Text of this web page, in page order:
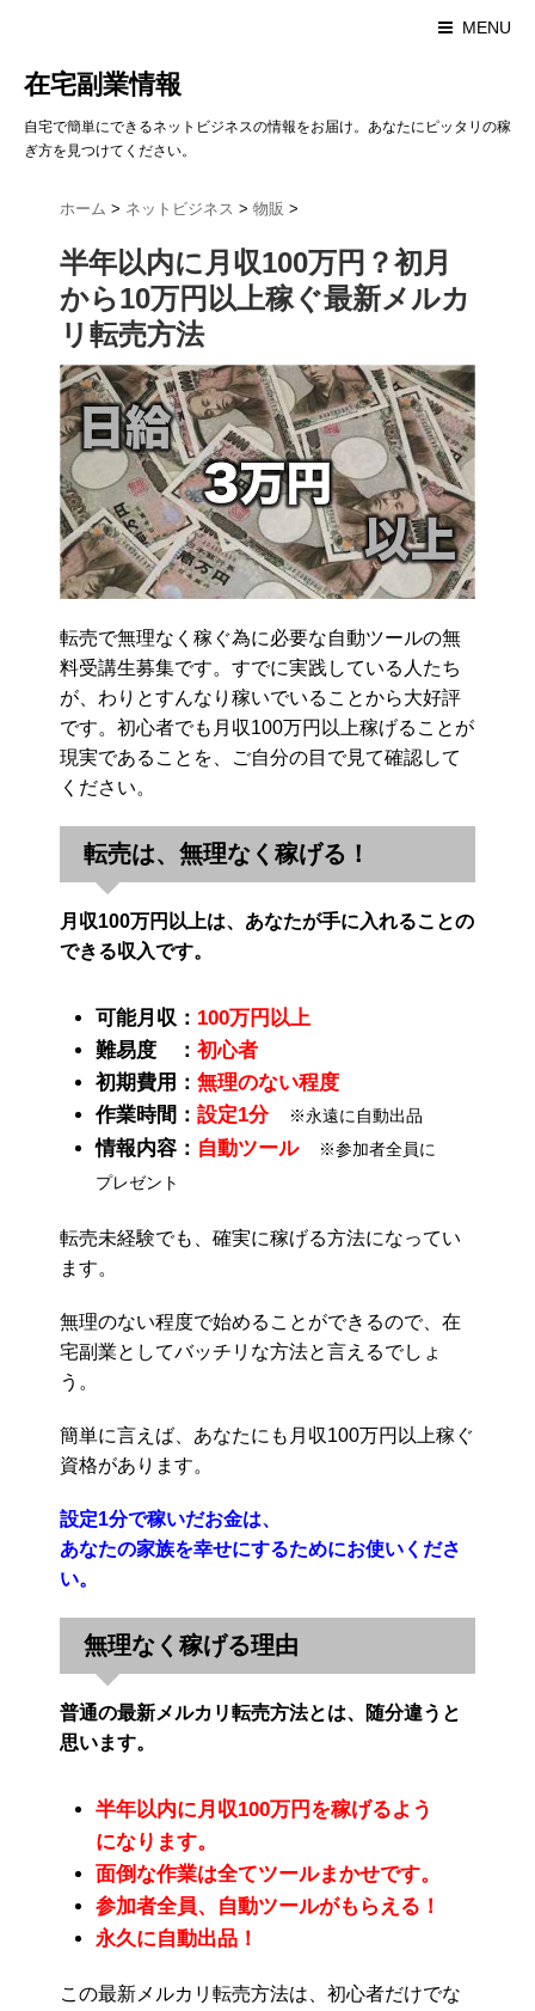
MENU
在宅副業情報
自宅で簡単にできるネットビジネスの情報をお届け。あなたにピッタリの稼
ぎ方を見つけてください。
ホーム > ネットビジネス > 物販 >
半年以内に月収100万円？初月
から10万円以上稼ぐ最新メルカ
リ転売方法
転売で無理なく稼ぐ為に必要な自動ツールの無
料受講生募集です。すでに実践している人たち
が、わりとすんなり稼いでいることから大好評
です。初心者でも月収100万円以上稼げることが
現実であることを、ご自分の目で見て確認して
ください。
転売は、無理なく稼げる！
月収100万円以上は、あなたが手に入れることの
できる収入です。
可能月収： 100万円以上
難易度 ： 初心者
初期費用： 無理のない程度
作業時間： 設定1分 ※永遠に自動出品
情報内容： 自動ツール
※参加者全員に
プレゼント
転売未経験でも、確実に稼げる方法になってい
ます。
無理のない程度で始めることができるので、在
宅副業としてバッチリな方法と言えるでしょ
う。
簡単に言えば、あなたにも月収100万円以上稼ぐ
資格があります。
設定1分で稼いだお金は、
あなたの家族を幸せにするためにお使いくださ
い。
無理なく稼げる理由
普通の最新メルカリ転売方法とは、随分違うと
思います。
半年以内に月収100万円を稼げるよう
になります。
面倒な作業は全てツールまかせです。
参加者全員、自動ツールがもらえる！
永久に自動出品！
この最新メルカリ転売方法は、初心者だけでな